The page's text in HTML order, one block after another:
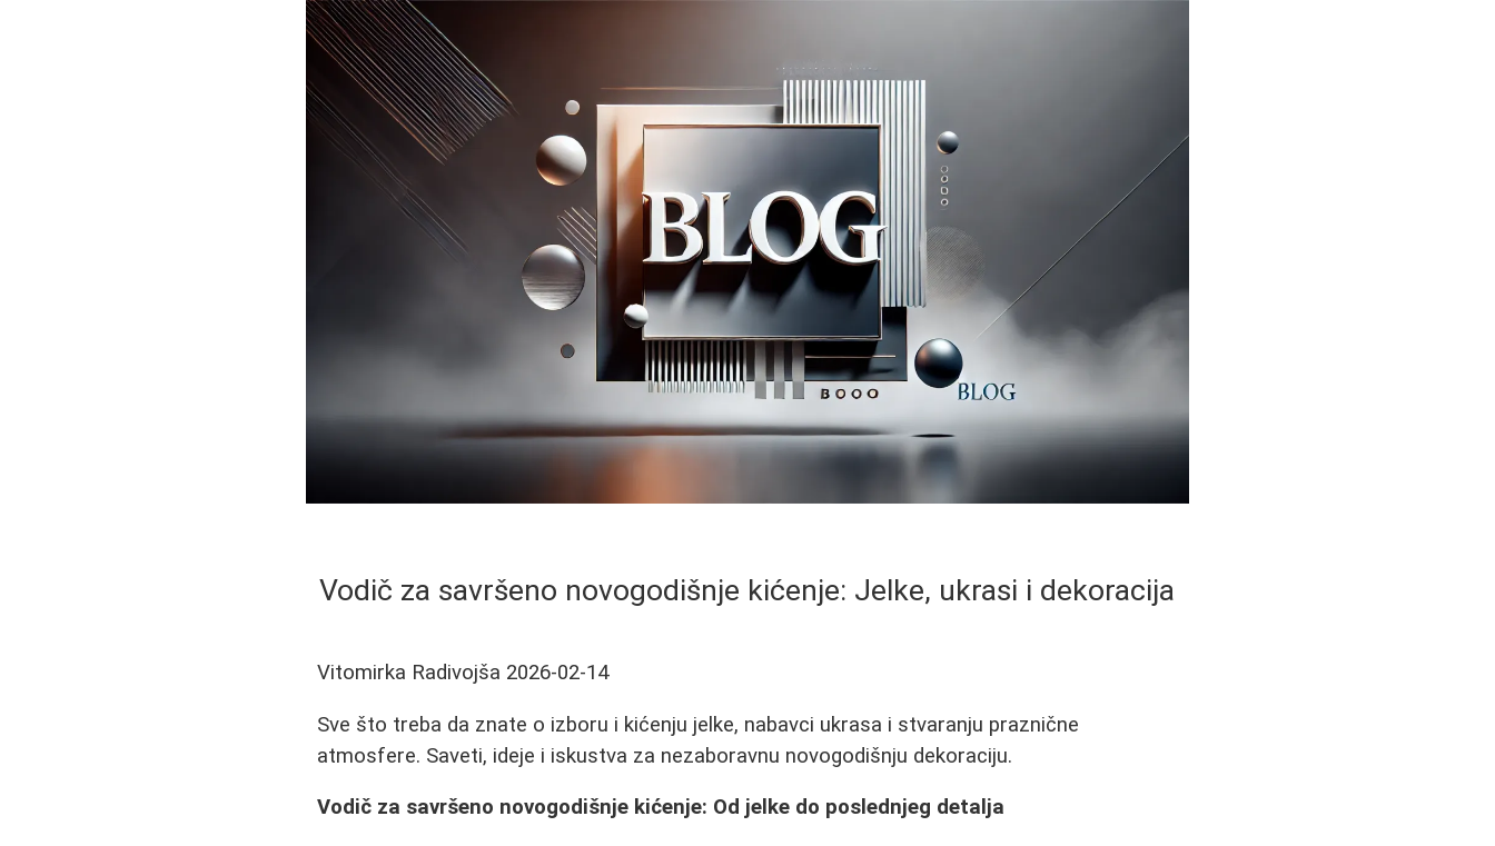
Vodič za savršeno novogodišnje kićenje: Jelke, ukrasi i dekoracija
Vitomirka Radivojša 2026-02-14
Sve što treba da znate o izboru i kićenju jelke, nabavci ukrasa i stvaranju praznične
atmosfere. Saveti, ideje i iskustva za nezaboravnu novogodišnju dekoraciju.
Vodič za savršeno novogodišnje kićenje: Od jelke do poslednjeg detalja